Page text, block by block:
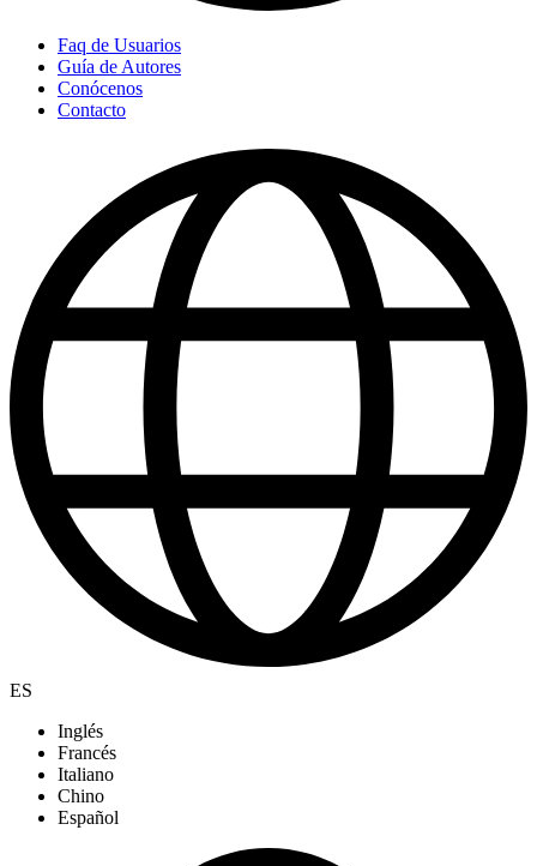
Faq de Usuarios
Guía de Autores
Conócenos
Contacto
ES
Inglés
Francés
Italiano
Chino
Español